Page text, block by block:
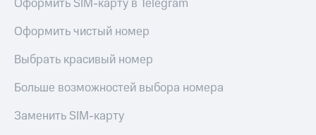
Оформить SIM-карту в Telegram
Оформить чистый номер
Выбрать красивый номер
Больше возможностей выбора номера
Заменить SIM-карту